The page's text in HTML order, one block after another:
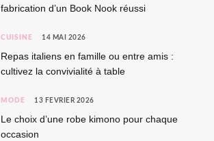
fabrication d’un Book Nook réussi
CUISINE 14 MAI 2026
Repas italiens en famille ou entre amis :
cultivez la convivialité à table
MODE 13 FÉVRIER 2026
Le choix d’une robe kimono pour chaque
occasion